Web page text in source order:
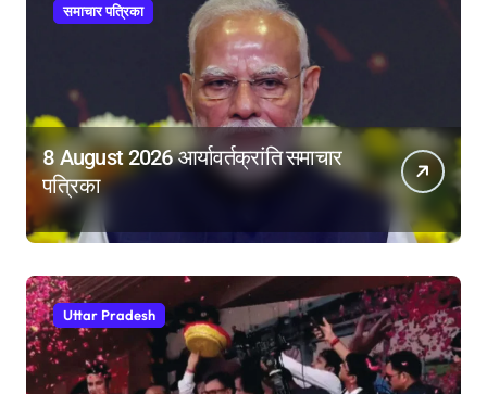
समाचार पत्रिका
8 August 2026 आर्यावर्तक्रांति समाचार
पत्रिका
Uttar Pradesh